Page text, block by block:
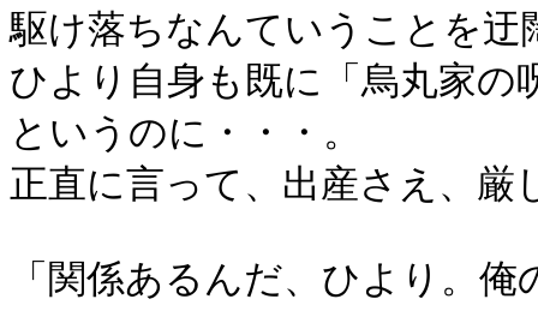
駆け落ちなんていうことを
ひより自身も既に「烏丸家の
というのに・・・。
正直に言って、出産さえ、厳
「関係あるんだ、ひより。